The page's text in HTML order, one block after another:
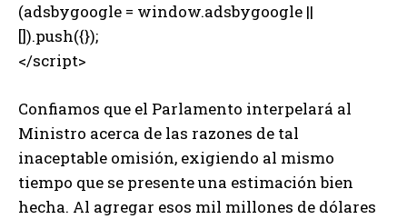
(adsbygoogle = window.adsbygoogle ||
[]).push({});
</script>
Confiamos que el Parlamento interpelará al
Ministro acerca de las razones de tal
inaceptable omisión, exigiendo al mismo
tiempo que se presente una estimación bien
hecha. Al agregar esos mil millones de dólares